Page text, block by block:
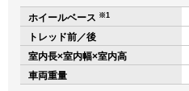
ホイールベース ※1
トレッド前／後
室内長×室内幅×室内高
車両重量